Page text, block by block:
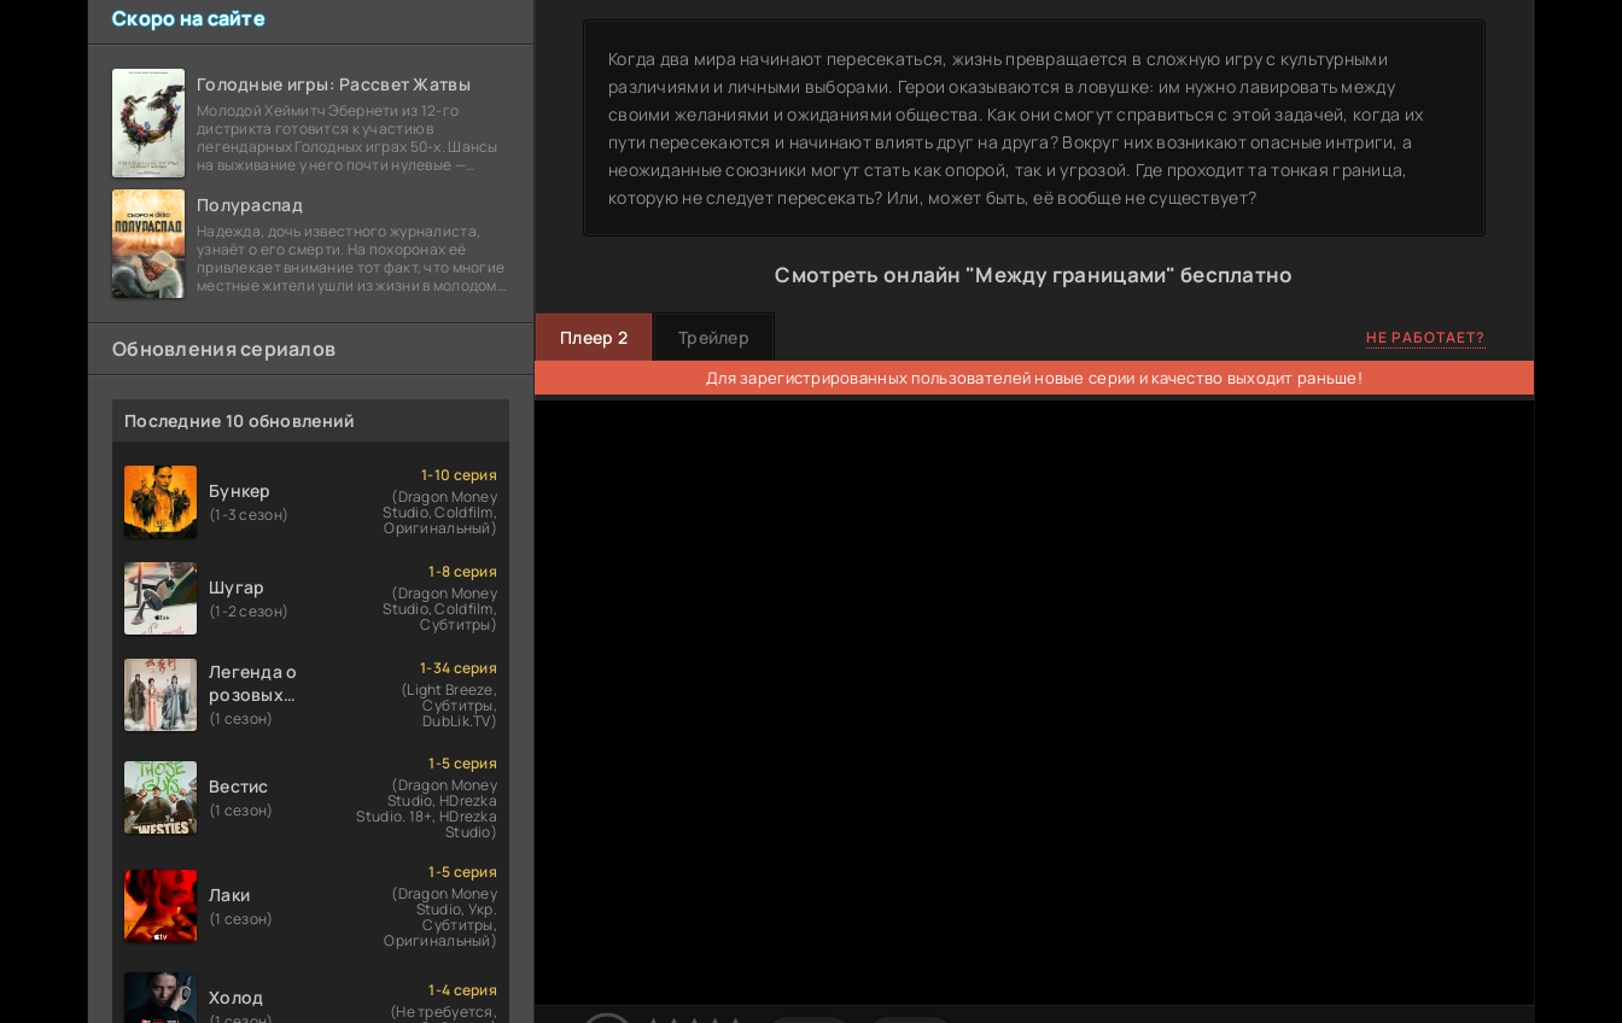
Скоро на сайте
Голодные игры: Рассвет Жатвы
Молодой Хеймитч Эбернети из 12-го
дистрикта готовится к участию в
легендарных Голодных играх 50-х. Шансы
на выживание у него почти нулевые —
победу еще сорок
Полураспад
Надежда, дочь известного журналиста,
узнаёт о его смерти. На похоронах её
привлекает внимание тот факт, что многие
местные жители ушли из жизни в молодом
бомбы
Обновления сериалов
Последние 10 обновлений
Бункер
(1-3 сезон)
1-10 серия
(Dragon Money
Studio, Coldfilm,
Оригинальный)
Шугар
(1-2 сезон)
1-8 серия
(Dragon Money
Studio, Coldfilm,
Субтитры)
Легенда о
розовых
облаках
(1 сезон)
1-34 серия
(Light Breeze,
Субтитры,
DubLik.TV)
Вестис
(1 сезон)
1-5 серия
(Dragon Money
Studio, HDrezka
Studio. 18+, HDrezka
Studio)
Лаки
(1 сезон)
1-5 серия
(Dragon Money
Studio, Укр.
Субтитры,
Оригинальный)
Холод
1-4 серия
(Не требуется,
Когда два мира начинают пересекаться, жизнь превращается в сложную игру с культурными
различиями и личными выборами. Герои оказываются в ловушке: им нужно лавировать между
своими желаниями и ожиданиями общества. Как они смогут справиться с этой задачей, когда их
пути пересекаются и начинают влиять друг на друга? Вокруг них возникают опасные интриги, а
неожиданные союзники могут стать как опорой, так и угрозой. Где проходит та тонкая граница,
которую не следует пересекать? Или, может быть, её вообще не существует?
Смотреть онлайн "Между границами" бесплатно
Плеер 2 Трейлер НЕ РАБОТАЕТ?
Для зарегистрированных пользователей новые серии и качество выходит раньше!